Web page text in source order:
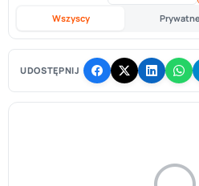
Wszyscy Prywatne
UDOSTĘPNIJ